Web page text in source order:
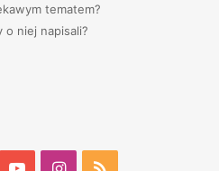
tematem?
o niej napisali?